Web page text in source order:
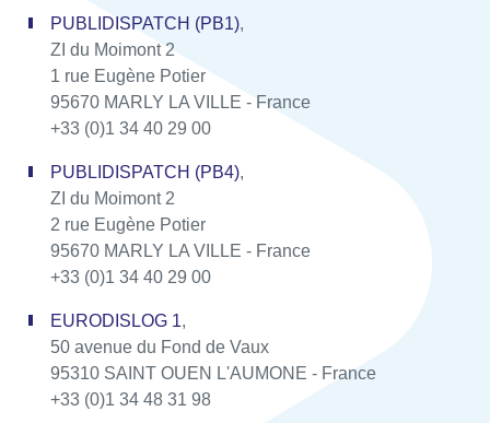
PUBLIDISPATCH (PB1),
ZI du Moimont 2
1 rue Eugène Potier
95670 MARLY LA VILLE - France
+33 (0)1 34 40 29 00
PUBLIDISPATCH (PB4),
ZI du Moimont 2
2 rue Eugène Potier
95670 MARLY LA VILLE - France
+33 (0)1 34 40 29 00
EURODISLOG 1,
50 avenue du Fond de Vaux
95310 SAINT OUEN L'AUMONE - France
+33 (0)1 34 48 31 98